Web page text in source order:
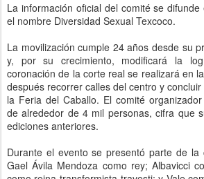
La información oficial del comité se
el nombre Diversidad Sexual Texcoco.
La movilización cumple 24 años desde su
y, por su crecimiento, modificará la
coronación de la corte real se realizará en
después recorrer calles del centro y
la Feria del Caballo. El comité
de alrededor de 4 mil personas, cifra que
ediciones anteriores.
Durante el evento se presentó parte de la
Gael Ávila Mendoza como rey; Albavicci